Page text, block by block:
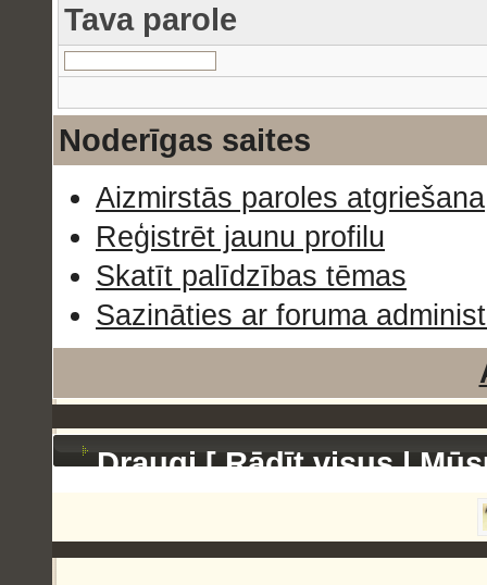
Tava parole
Noderīgas saites
Aizmirstās paroles atgriešana
Reģistrēt jaunu profilu
Skatīt palīdzības tēmas
Sazināties ar foruma
Draugi [Rādīt visus|